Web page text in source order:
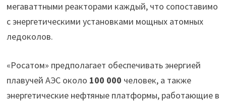
мегаваттными реакторами каждый, что сопоставимо
с энергетическими установками мощных атомных
ледоколов.
«Росатом» предполагает обеспечивать энергией
плавучей АЭС около 100 000 человек, а также
энергетические нефтяные платформы, работающие в